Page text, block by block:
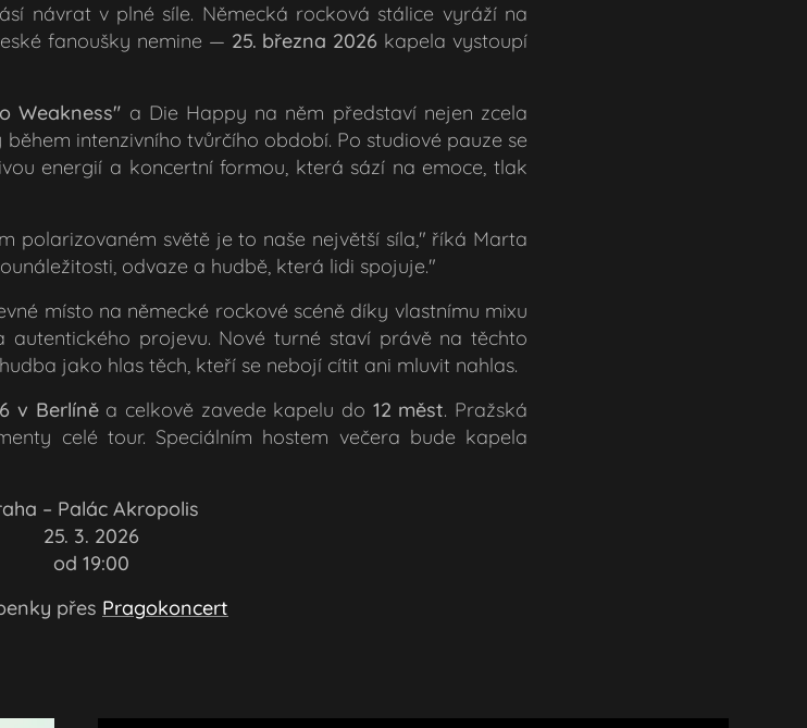
návrat v plné síle. Německá rocková stálice vyráží na
fanoušky nemine — 25. března 2026 kapela vystoupí
Weakness" a Die Happy na něm představí nejen zcela
intenzivního tvůrčího období. Po studiové pauze se
energií a koncertní formou, která sází na emoce, tlak
polarizovaném světě je to naše největší síla," říká Marta
odvaze a hudbě, která lidi spojuje."
místo na německé rockové scéně díky vlastnímu mixu
autentického projevu. Nové turné staví právě na těchto
jako hlas těch, kteří se nebojí cítit ani mluvit nahlas.
v Berlíněa celkově zavede kapelu do 12 měst. Pražská
celé tour. Speciálním hostem večera bude kapela
– Palác Akropolis
25. 3. 2026
🕗 od 19:00
přes Pragokoncert